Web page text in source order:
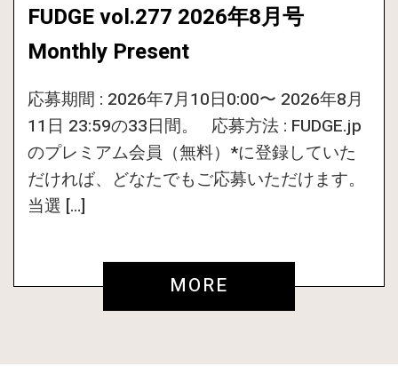
FUDGE vol.277 2026年8月号
Monthly Present
応募期間 : 2026年7月10日0:00〜 2026年8月
11日 23:59の33日間。 応募方法 : FUDGE.jp
のプレミアム会員（無料）*に登録していた
だければ、どなたでもご応募いただけます。
当選 […]
MORE